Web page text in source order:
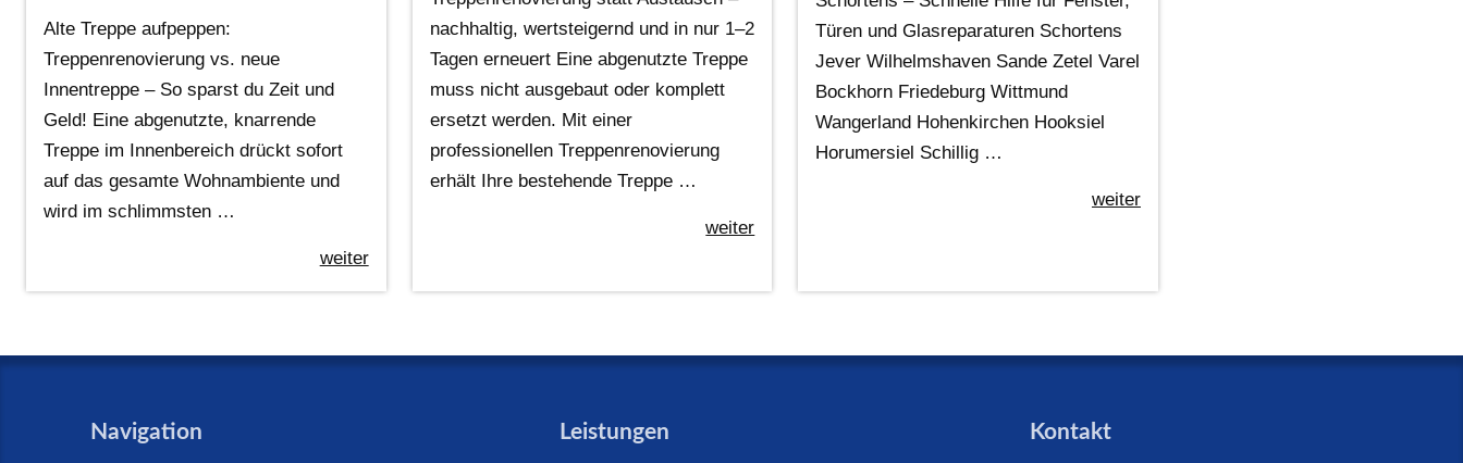
Alte Treppe aufpeppen:
Treppenrenovierung vs. neue
Innentreppe – So sparst du Zeit und
Geld! Eine abgenutzte, knarrende
Treppe im Innenbereich drückt sofort
auf das gesamte Wohnambiente und
wird im schlimmsten …
weiter
nachhaltig, wertsteigernd und in nur 1–2
Tagen erneuert Eine abgenutzte Treppe
muss nicht ausgebaut oder komplett
ersetzt werden. Mit einer
professionellen Treppenrenovierung
erhält Ihre bestehende Treppe …
weiter
Türen und Glasreparaturen Schortens
Jever Wilhelmshaven Sande Zetel Varel
Bockhorn Friedeburg Wittmund
Wangerland Hohenkirchen Hooksiel
Horumersiel Schillig …
weiter
Navigation Leistungen Kontakt